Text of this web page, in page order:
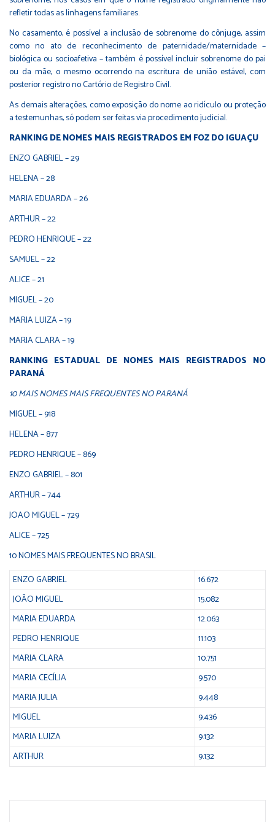
refletir todas as linhagens familiares.
No casamento, é possível a inclusão de sobrenome do cônjuge, assim
como no ato de reconhecimento de paternidade/maternidade –
biológica ou socioafetiva – também é possível incluir sobrenome do pai
ou da mãe, o mesmo ocorrendo na escritura de união estável, com
posterior registro no Cartório de Registro Civil.
As demais alterações, como exposição do nome ao ridículo ou proteção
a testemunhas, só podem ser feitas via procedimento judicial.
RANKING DE NOMES MAIS REGISTRADOS EM FOZ DO IGUAÇU
ENZO GABRIEL – 29
HELENA – 28
MARIA EDUARDA – 26
ARTHUR – 22
PEDRO HENRIQUE – 22
SAMUEL – 22
ALICE – 21
MIGUEL – 20
MARIA LUIZA – 19
MARIA CLARA – 19
RANKING ESTADUAL DE NOMES MAIS REGISTRADOS NO
PARANÁ
10 MAIS NOMES MAIS FREQUENTES NO PARANÁ
MIGUEL – 918
HELENA – 877
PEDRO HENRIQUE – 869
ENZO GABRIEL – 801
ARTHUR – 744
JOAO MIGUEL – 729
ALICE – 725
10 NOMES MAIS FREQUENTES NO BRASIL
ENZO GABRIEL
16.672
JOÃO MIGUEL
15.082
MARIA EDUARDA
12.063
PEDRO HENRIQUE
11.103
MARIA CLARA
10.751
MARIA CECÍLIA
9.570
MARIA JULIA
9.448
MIGUEL
9.436
MARIA LUIZA
9.132
ARTHUR
9.132